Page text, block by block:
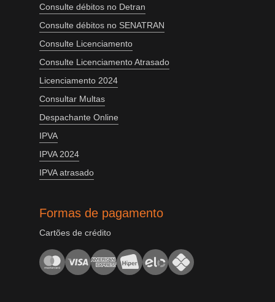
Consulte débitos no Detran
Consulte débitos no SENATRAN
Consulte Licenciamento
Consulte Licenciamento Atrasado
Licenciamento 2024
Consultar Multas
Despachante Online
IPVA
IPVA 2024
IPVA atrasado
Formas de pagamento
Cartões de crédito